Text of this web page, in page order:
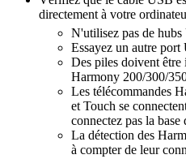
directement à votre
N'utilisez pas de hubs
Essayez un autre
Des piles doivent être
Harmony 200/300/
Les télécommandes
et Touch se
connectez pas la
La détection des
à compter de leur